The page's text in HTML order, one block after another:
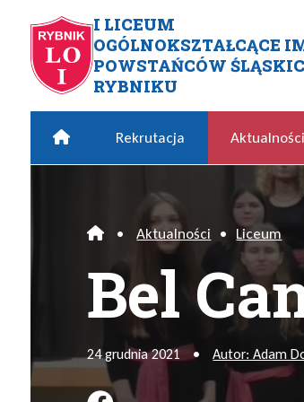
Przejdź do menu głównego
Przejdź do menu dodatkowego
Przejdź do treści
Mapa serwisu
I LICEUM
OGÓLNOKSZTAŁCĄCE
POWSTAŃCÓW
RYBNIKU
Bel Canto
Home Rekrutacja Aktualności
Home
• Aktualności • Liceum
Bel
24 grudnia 2021 • Autor: Adam